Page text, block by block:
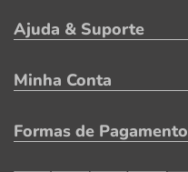
Ajuda & Suporte
Minha Conta
Formas de Pagamento